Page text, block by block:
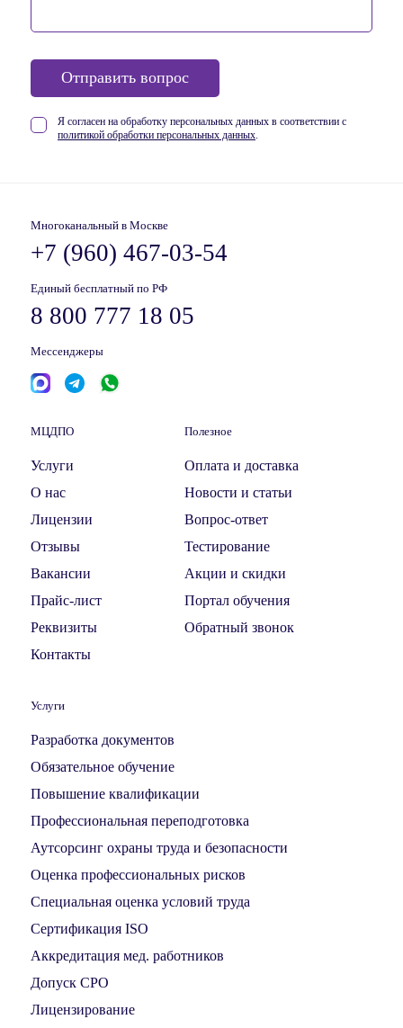
Отправить вопрос
Я согласен на обработку персональных данных в соответствии с
политикой обработки персональных данных
Многоканальный в Москве
+7 (960) 467-03-54
Единый бесплатный по РФ
8 800 777 18 05
Мессенджеры
МЦДПО
Услуги
О нас
Лицензии
Отзывы
Вакансии
Прайс-лист
Реквизиты
Контакты
Полезное
Оплата и доставка
Новости и статьи
Вопрос-ответ
Тестирование
Акции и скидки
Портал обучения
Обратный звонок
Услуги
Разработка документов
Обязательное обучение
Повышение квалификации
Профессиональная переподготовка
Аутсорсинг охраны труда и безопасности
Оценка профессиональных рисков
Специальная оценка условий труда
Сертификация ISO
Аккредитация мед. работников
Допуск СРО
Лицензирование